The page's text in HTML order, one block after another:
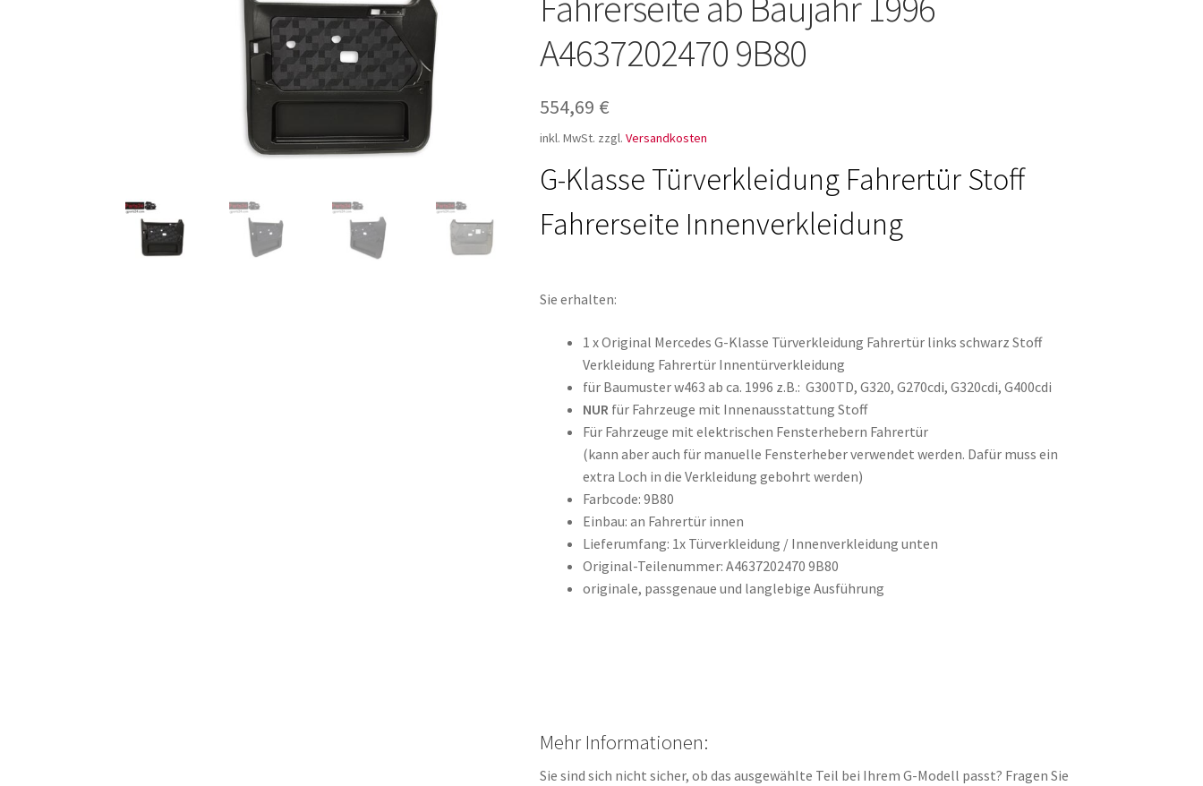
TOP-Seller: G-Klasse Trittbretter schwarz für den w463
A4637202470 9B80
554,69 €
inkl. MwSt. zzgl. Versandkosten
G-Klasse Türverkleidung Fahrertür Stoff
Fahrerseite Innenverkleidung
Sie erhalten:
1 x Original Mercedes G-Klasse Türverkleidung Fahrertür links schwarz Stoff
Verkleidung Fahrertür Innentürverkleidung
für Baumuster w463 ab ca. 1996 z.B.: G300TD, G320, G270cdi, G320cdi, G400cdi
NUR für Fahrzeuge mit Innenausstattung Stoff
Für Fahrzeuge mit elektrischen Fensterhebern Fahrertür
(kann aber auch für manuelle Fensterheber verwendet werden. Dafür muss ein
extra Loch in die Verkleidung gebohrt werden)
Farbcode: 9B80
Einbau: an Fahrertür innen
Lieferumfang: 1x Türverkleidung / Innenverkleidung unten
Original-Teilenummer: A4637202470 9B80
originale, passgenaue und langlebige Ausführung
Mehr Informationen:
Sie sind sich nicht sicher, ob das ausgewählte Teil bei Ihrem G-Modell passt? Fragen Sie